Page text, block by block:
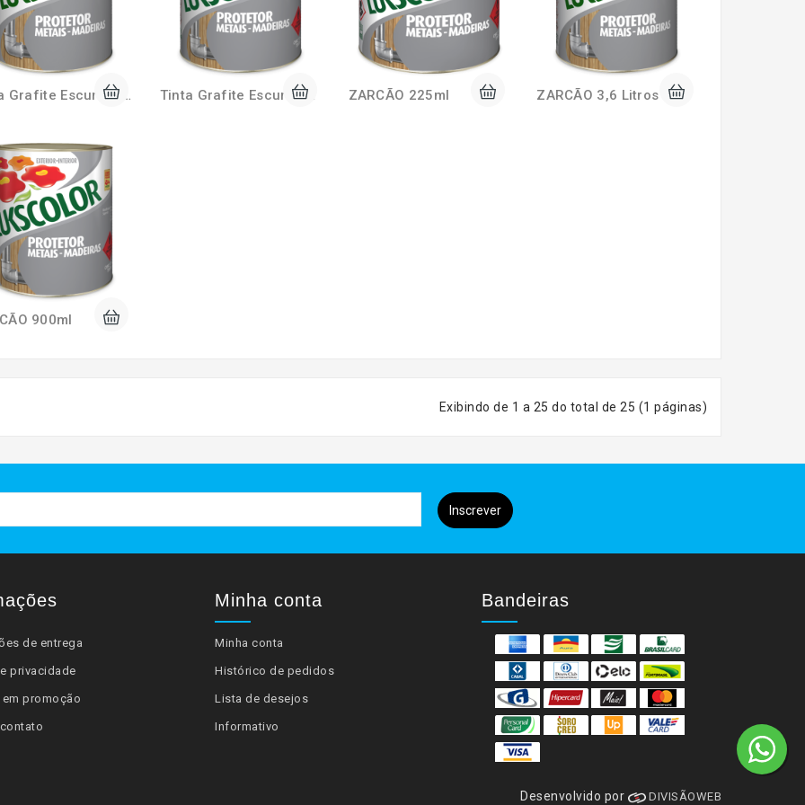
Tinta Grafite Escuro 3,6 Litros Lukscolor Tinta Grafite Escuro 900ml Lukscolor ZARCÃO 225ml ZARCÃO 3,6 Litros
900ml
Exibindo de 1 a 25 do total de 25 (1 páginas)
Inscrever
de entrega
privacidade
promoção
Minha conta
Minha conta
Histórico de pedidos
Lista de desejos
Informativo
Bandeiras
Desenvolvido por DIVISÃOWEB